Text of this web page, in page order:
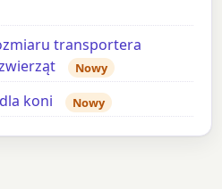
transportera
Nowy
koni Nowy